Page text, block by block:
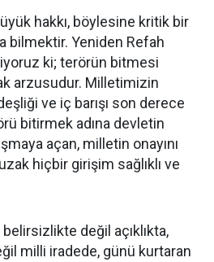
hakkı, böylesine kritik bir
bilmektir. Yeniden Refah
ki; terörün bitmesi
arzusudur. Milletimizin
ve iç barışı son derece
bitirmek adına devletin
açan, milletin onayını
hiçbir girişim sağlıklı ve
değil açıklıkta,
milli iradede, günü kurtaran